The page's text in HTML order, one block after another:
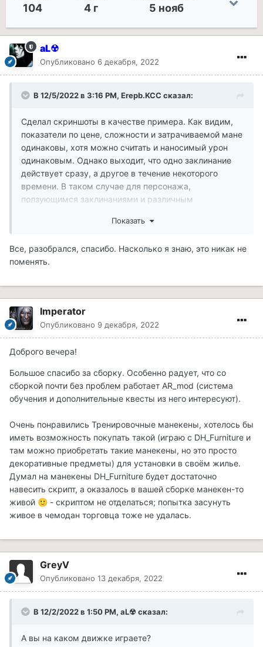
104 4 г 5 нояб
aL☢
Опубликовано 6 декабря, 2022
В 12/5/2022 в 3:16 PM, Erepb.KCC сказал:
Сделал скриншоты в качестве примера. Как видим,
показатели по цене, сложности и затрачиваемой мане
одинаковы, хотя можно считать и наносимый урон
одинаковым. Однако выходит, что одно заклинание
действует сразу, а другое в течение некоторого
времени. В таком случае для персонажа,
ползующимся заклинаниями и различным
схема) удобней наносить урон сразу, чем растягивать
это будет одинаково.
высасывания жизни из школы мистицизма)
растянутые по времени должны стоить по затратам
маны и по сложности меньше.
Показать контент
Показать
Все, разобрался, спасибо. Насколько я знаю, это никак не
поменять.
Imperator
Опубликовано 9 декабря, 2022
Доброго вечера!
Большое спасибо за сборку. Особенно радует, что со
сборкой почти без проблем работает AR_mod (система
обучения и дополнительные квесты из него интересуют).
Очень понравились Тренировочные манекены, хотелось бы
иметь возможность покупать такой (играю с DH_Furniture и
там можно приобретать такие манекены, но это просто
декоративные предметы) для установки в своём жилье.
Думал на манекены DH_Furniture будет достаточно
навесить скрипт, а оказалось в вашей сборке манекен-то
живой 🙂 - скриптом не отделаться; попытка засунуть
живое в чемодан торговца тоже не удалась.
GreyV
Опубликовано 13 декабря, 2022
В 12/2/2022 в 1:50 PM, aL☢ сказал:
А вы на каком движке играете?